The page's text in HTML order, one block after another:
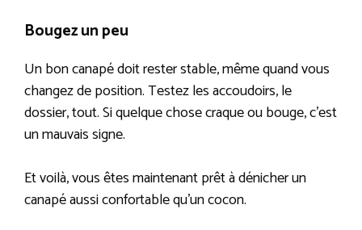
Bougez un peu
Un bon canapé doit rester stable, même quand vous
changez de position. Testez les accoudoirs, le
dossier, tout. Si quelque chose craque ou bouge, c’est
un mauvais signe.
Et voilà, vous êtes maintenant prêt à dénicher un
canapé aussi confortable qu’un cocon.